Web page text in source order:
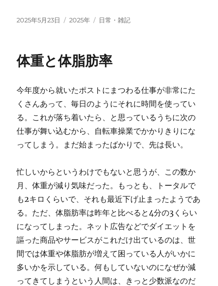
投
2025年5月23日
カ
ー
2025年
タ
日常・雑記
体重と体脂肪率
今年度から就いたポストにまつわる仕事が非常にた
くさんあって、毎日のようにそれに時間を使ってい
る。これが落ち着いたら、と思っているうちに次の
仕事が舞い込むから、自転車操業でかかりきりにな
ってしまう。まだ始まったばかりで、先は長い。
忙しいからというわけでもないと思うが、この数か
月、体重が減り気味だった。もっとも、トータルで
も2キロくらいで、それも最近下げ止まったようであ
る。ただ、体脂肪率は昨年と比べると4分の3くらい
になってしまった。ネット広告などでダイエットを
謳った商品やサービスがこれだけ出ているのは、世
間では体重や体脂肪が増えて困っている人がいかに
多いかを示している。何もしていないのになぜか減
ってきてしまうという人間は、きっと少数派なのだ